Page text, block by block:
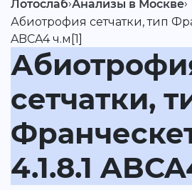
Лотослаб›Анализы в Москве›
Абиотрофия сетчатки, тип
ABCA4 ч.м[1]
сетчатки,
4.1.8.1